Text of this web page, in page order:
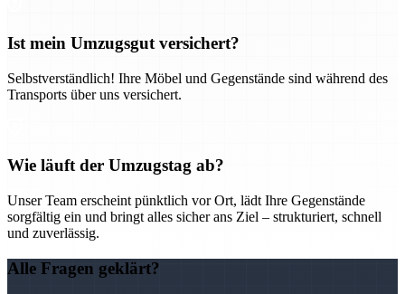
Ist mein Umzugsgut versichert?
Selbstverständlich! Ihre Möbel und Gegenstände sind während des
Transports über uns versichert.
Wie läuft der Umzugstag ab?
Unser Team erscheint pünktlich vor Ort, lädt Ihre Gegenstände
sorgfältig ein und bringt alles sicher ans Ziel – strukturiert, schnell
und zuverlässig.
Alle Fragen geklärt?